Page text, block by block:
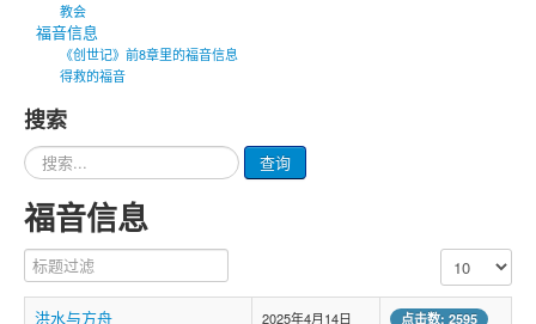
教会
福音信息
《创世记》前8章里的福音信息
得救的福音
搜索
请
输
入
要
询
的
内
查询
福音信息
标题过滤 每页显示条数
洪水与方舟 2025年4月14日 点击数: 2595